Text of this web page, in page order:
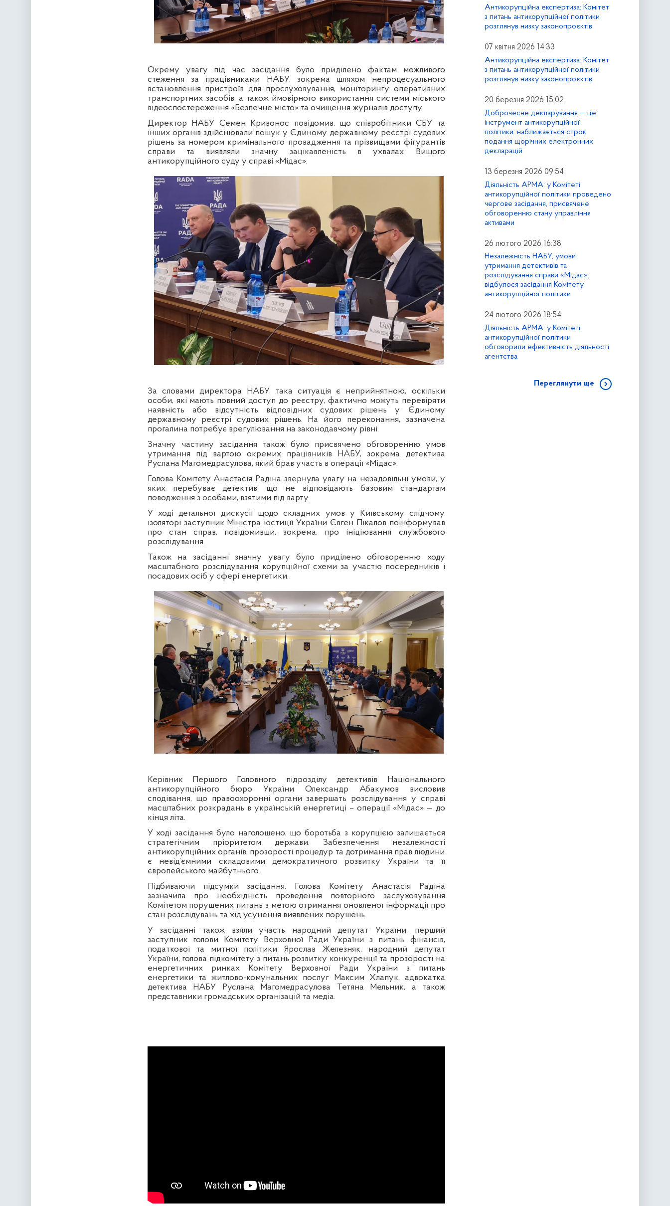
Окрему увагу під час засідання було приділено фактам можливого
стеження за працівниками НАБУ, зокрема шляхом непроцесуального
встановлення пристроїв для прослуховування, моніторингу оперативних
транспортних засобів, а також ймовірного використання системи міського
відеоспостереження «Безпечне місто» та очищення журналів доступу.
Директор НАБУ Семен Кривонос повідомив, що співробітники СБУ та
інших органів здійснювали пошук у Єдиному державному реєстрі судових
рішень за номером кримінального провадження та прізвищами фігурантів
справи та виявляли значну зацікавленість в ухвалах Вищого
антикорупційного суду у справі «Мідас».
За словами директора НАБУ, така ситуація є неприйнятною, оскільки
особи, які мають повний доступ до реєстру, фактично можуть перевіряти
наявність або відсутність відповідних судових рішень у Єдиному
державному реєстрі судових рішень. На його переконання, зазначена
прогалина потребує врегулювання на законодавчому рівні.
Значну частину засідання також було присвячено обговоренню умов
утримання під вартою окремих працівників НАБУ, зокрема детектива
Руслана Магомедрасулова, який брав участь в операції «Мідас».
Голова КомітетуАнастасія Радіна звернула увагу на незадовільні умови, у
яких перебуває детектив, що не відповідають базовим стандартам
поводження з особами, взятими під варту.
У ході детальної дискусії щодо складних умов у Київському слідчому
ізоляторі заступник Міністра юстиції України Євген Пікалов поінформував
про стан справ, повідомивши, зокрема, про ініціювання службового
розслідування.
Також на засіданні значну увагу було приділено обговоренню ходу
масштабного розслідування корупційної схеми за участю посередників і
посадових осіб у сфері енергетики.
Керівник Першого Головного підрозділу детективів Національного
антикорупційного бюро України Олександр Абакумов висловив
сподівання, що правоохоронні органи завершать розслідування у справі
масштабних розкрадань в українській енергетиці – операції «Мідас» — до
кінця літа.
У ході засідання було наголошено, що боротьба з корупцією залишається
стратегічним пріоритетом держави. Забезпечення незалежності
антикорупційних органів, прозорості процедур та дотримання прав людини
є невід’ємними складовими демократичного розвитку України та її
європейського майбутнього.
Підбиваючи підсумки засідання, Голова Комітету Анастасія Радіна
зазначила про необхідність проведення повторного заслуховування
Комітетом порушених питань з метою отримання оновленої інформації про
стан розслідувань та хід усунення виявлених порушень.
У засіданні також взяли участь народний депутат України, перший
заступник голови Комітету Верховної Ради України з питань фінансів,
податкової та митної політики Ярослав Железняк, народний депутат
України, голова підкомітету з питань розвитку конкуренції та прозорості на
енергетичних ринках Комітету Верховної Ради України з питань
енергетики та житлово-комунальних послуг Максим Хлапук, адвокатка
детектива НАБУ Руслана Магомедрасулова Тетяна Мельник, а також
представники громадських організацій та медіа.
Антикорупційна експертиза: Комітет
з питань антикорупційної політики
розглянув низку законопроєктів
07 квітня 2026 14:33
Антикорупційна експертиза: Комітет
з питань антикорупційної політики
розглянув низку законопроєктів
20 березня 2026 15:02
Доброчесне декларування — це
інструмент антикорупційної
політики: наближається строк
подання щорічних електронних
декларацій
13 березня 2026 09:54
Діяльність АРМА: у Комітеті
антикорупційної політики проведено
чергове засідання, присвячене
обговоренню стану управління
активами
26 лютого 2026 16:38
Незалежність НАБУ, умови
утримання детективів та
розслідування справи «Мідас»:
відбулося засідання Комітету
антикорупційної політики
24 лютого 2026 18:54
Діяльність АРМА: у Комітеті
антикорупційної політики
обговорили ефективність діяльності
агентства
Переглянути ще